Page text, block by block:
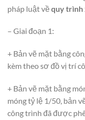
pháp luật về quy trình
– Giai đoạn 1:
+ Bản vẽ mặt bằng
kèm theo sơ đồ vị trí
+ Bản vẽ mặt bằng
móng tỷ lệ 1/50, bản
công trình đã được